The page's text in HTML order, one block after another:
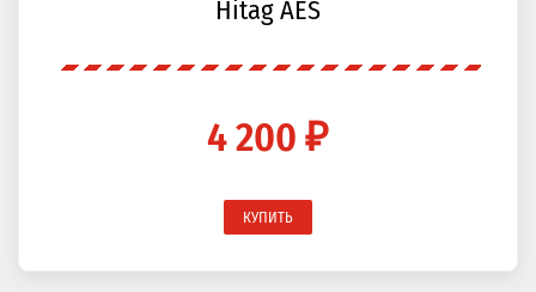
Hitag AES
4 200 ₽
КУПИТЬ